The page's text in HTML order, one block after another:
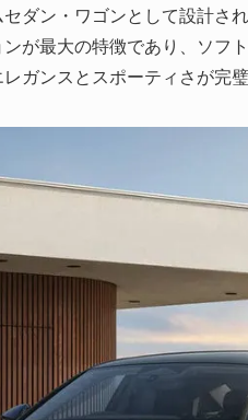
ダン・ワゴンとして設計さ
が最大の特徴であり、ソフ
ガンスとスポーティさが完